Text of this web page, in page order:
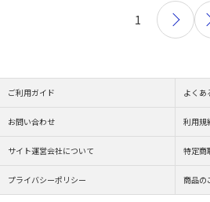
1
ご利用ガイド よくあ
お問い合わせ 利用規
サイト運営会社について 特定商
プライバシーポリシー 商品の